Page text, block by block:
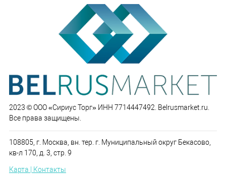
2023 © ООО «Сириус Торг» ИНН 7714447492. Belrusmarket.ru.
Все права защищены.
108805, г. Москва, вн. тер. г. Муниципальный округ Бекасово,
кв-л 170, д. 3, стр. 9
Карта | Контакты